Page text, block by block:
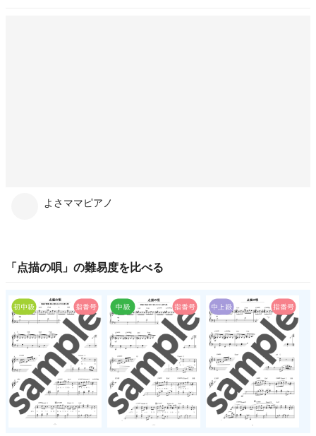
よさママピアノ
「 点描の唄 」の難易度を比べる